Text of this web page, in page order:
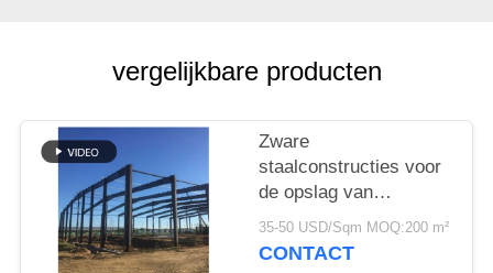
SITEMAP
PRIVACY
POLICY
vergelijkbare producten
Zware
staalconstructies voor
de opslag van
cementfabrieken
35-50 USD/Sqm MOQ:200 m²
CONTACT